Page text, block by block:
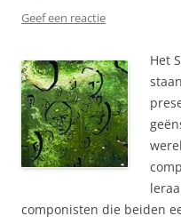
Geef een reactie
Het
componisten die beiden